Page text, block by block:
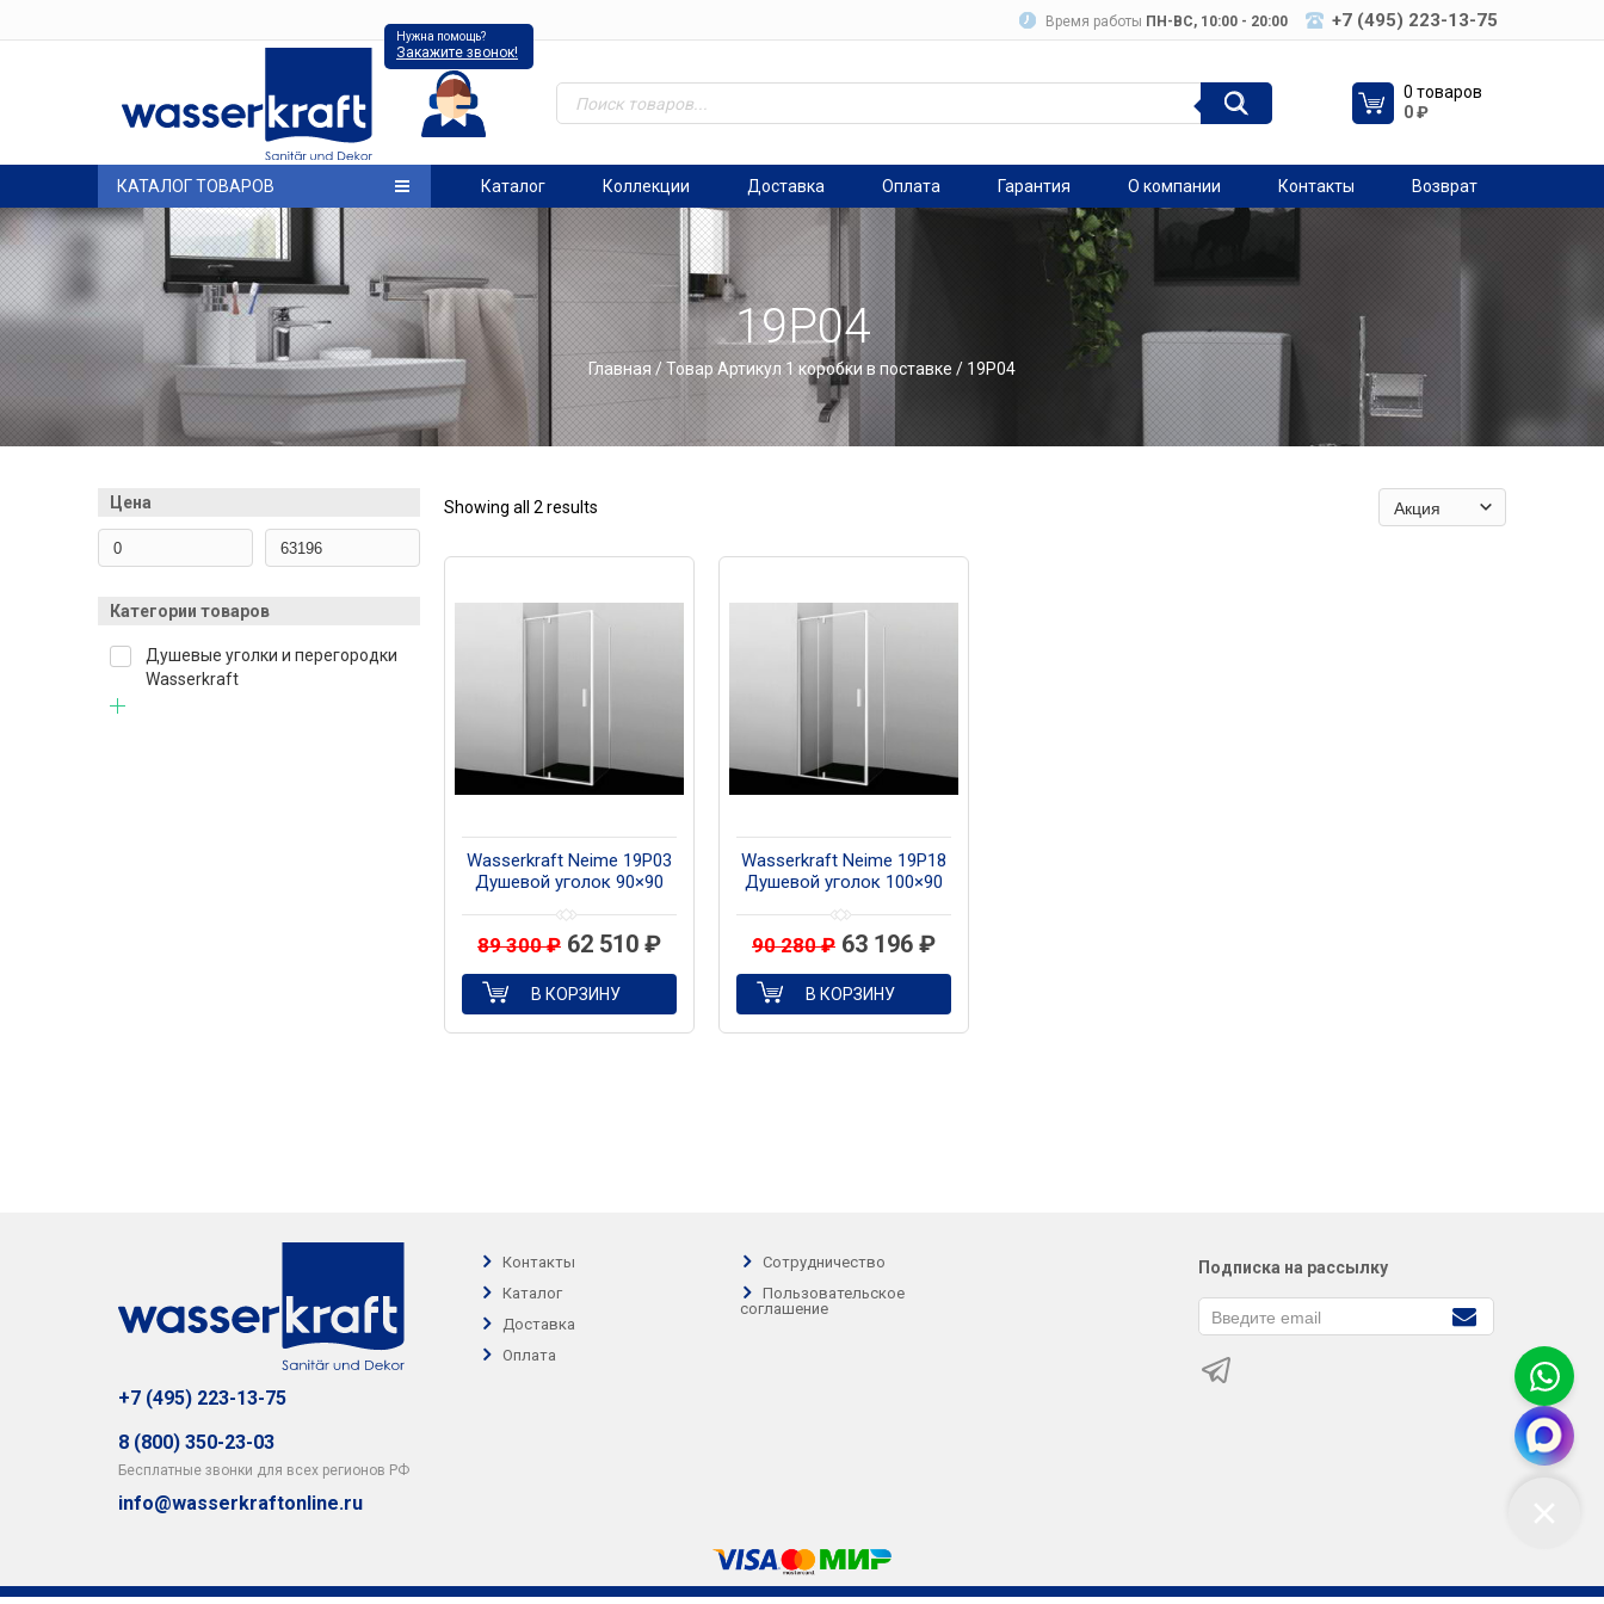
Время работы ПН-ВC, 10:00 - 20:00 +7 (495) 223-13-75
Нужна помощь?
Закажите звонок!
0 товаров
0₽
КАТАЛОГ ТОВАРОВ Каталог Коллекции Доставка Оплата Гарантия О компании Контакты Возврат
19P04
Главная / Товар Артикул 1 коробки в поставке / 19P04
Цена
Категории товаров
Душевые уголки и перегородки
Wasserkraft
Showing all 2 results
Wasserkraft Neime 19P03
Душевой уголок 90×90
89 300₽ 62 510 ₽
В КОРЗИНУ
Wasserkraft Neime 19P18
Душевой уголок 100×90
90 280₽ 63 196 ₽
В КОРЗИНУ
+7 (495) 223-13-75
8 (800) 350-23-03
Бесплатные звонки для всех регионов РФ
info@wasserkraftonline.ru
Контакты
Каталог
Доставка
Оплата
Сотрудничество
Пользовательское
соглашение
Подписка на рассылку